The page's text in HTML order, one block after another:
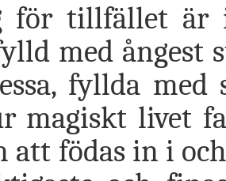
för tillfället är
med ångest
fyllda
magiskt livet
att födas in i